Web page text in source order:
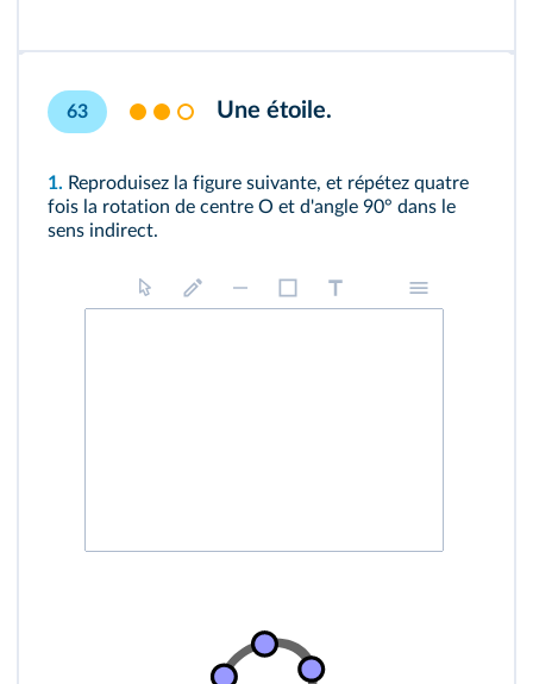
63 Une étoile.
1. Reproduisez la figure suivante, et répétez quatre
fois la rotation de centre O et d'angle 90° dans le
sens indirect.